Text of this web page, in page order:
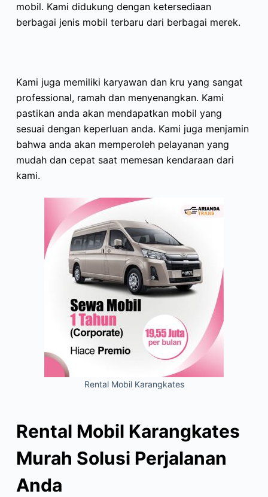
mobil. Kami didukung dengan ketersediaan
berbagai jenis mobil terbaru dari berbagai merek.
Kami juga memiliki karyawan dan kru yang sangat
professional, ramah dan menyenangkan. Kami
pastikan anda akan mendapatkan mobil yang
sesuai dengan keperluan anda. Kami juga menjamin
bahwa anda akan memperoleh pelayanan yang
mudah dan cepat saat memesan kendaraan dari
kami.
Rental Mobil Karangkates
Rental Mobil Karangkates
Murah Solusi Perjalanan
Anda